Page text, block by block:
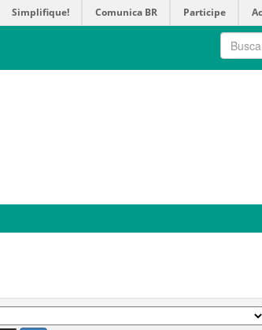
Simplifique! Comunica BR Participe